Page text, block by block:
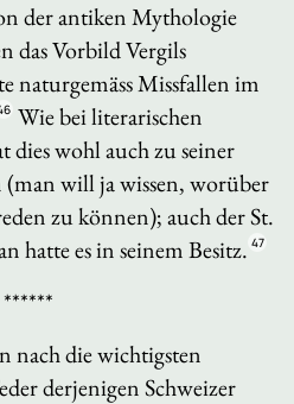
der antiken Mythologie
das Vorbild Vergils
naturgemäss Missfallen im
Wie bei literarischen
wohl auch zu seiner
will ja wissen, worüber
zu können); auch der St.
hatte es in seinem Besitz. 47
******
nach die wichtigsten
derjenigen Schweizer